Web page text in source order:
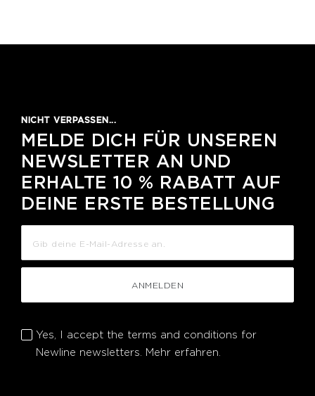
NICHT VERPASSEN...
MELDE DICH FÜR UNSEREN
NEWSLETTER AN UND
ERHALTE 10 % RABATT AUF
DEINE ERSTE BESTELLUNG
ANMELDEN
Yes, I accept the terms and conditions for
Newline newsletters. Mehr erfahren.